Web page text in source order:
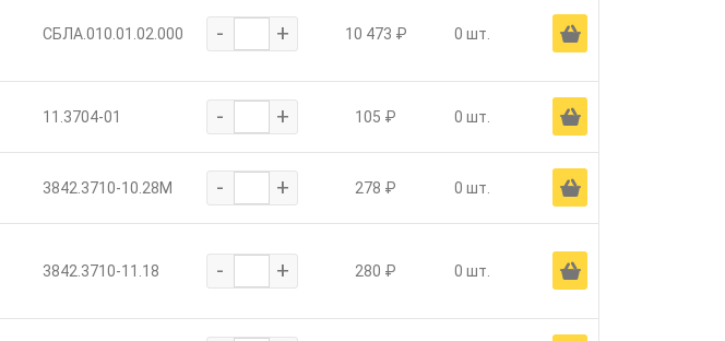
СБЛА.010.01.02.000 - + 10 473 ₽ 0 шт. Ä
11.3704-01 - + 105 ₽ 0 шт. Ä
3842.3710-10.28М - + 278 ₽ 0 шт. Ä
3842.3710-11.18 - + 280 ₽ 0 шт. Ä